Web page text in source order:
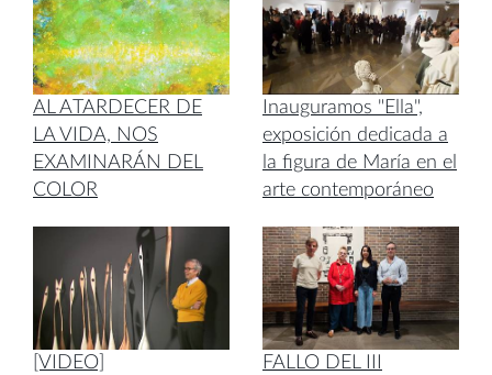
AL ATARDECER DE
LA VIDA, NOS
EXAMINARÁN DEL
COLOR
Inauguramos "Ella",
exposición dedicada a
la figura de María en el
arte contemporáneo
[VIDEO]
FALLO DEL III